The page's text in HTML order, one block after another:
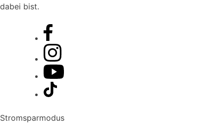
dabei bist.
Stromsparmodus